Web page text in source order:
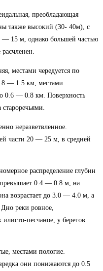
преобладающая
также высокий (30- 40м), с
15 м, однако большей частью
местами чередуется по
— 1.5 км, местами
0.6 — 0.8 км. Поверхность
неразветвленное.
части 20 — 25 м, в средней
распределение глубин
превышает 0.4 — 0.8 м, на
возрастает до 3.0 — 4.0 м, а
реки ровное,
песчаное, у берегов
местами пологие.
они понижаются до 0.5